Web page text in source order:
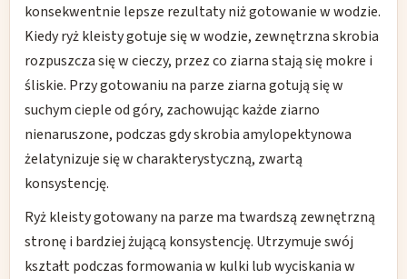
konsekwentnie lepsze rezultaty niż gotowanie w wodzie.
Kiedy ryż kleisty gotuje się w wodzie, zewnętrzna skrobia
rozpuszcza się w cieczy, przez co ziarna stają się mokre i
śliskie. Przy gotowaniu na parze ziarna gotują się w
suchym cieple od góry, zachowując każde ziarno
nienaruszone, podczas gdy skrobia amylopektynowa
żelatynizuje się w charakterystyczną, zwartą
konsystencję.
Ryż kleisty gotowany na parze ma twardszą zewnętrzną
stronę i bardziej żującą konsystencję. Utrzymuje swój
kształt podczas formowania w kulki lub wyciskania w